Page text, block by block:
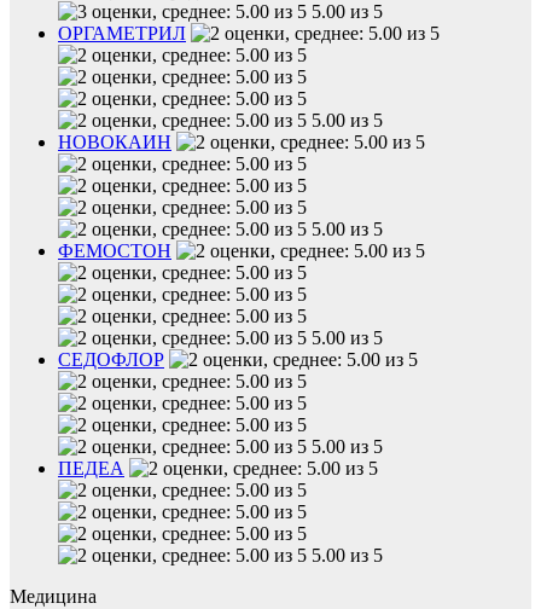
5.00 из 5
ОРГАМЕТРИЛ
5.00 из 5
НОВОКАИН
5.00 из 5
ФЕМОСТОН
5.00 из 5
СЕДОФЛОР
5.00 из 5
ПЕДЕА
5.00 из 5
Медицина